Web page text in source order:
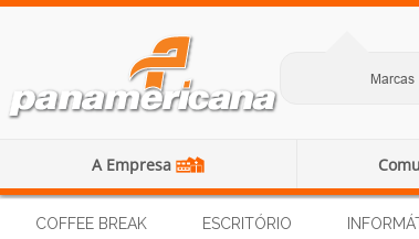
Marcas
A Empresa
COFFEE BREAK ESCRITÓRIO